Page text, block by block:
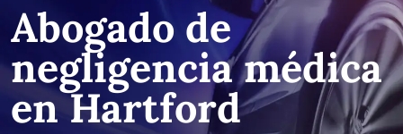
Abogado de
negligencia médica
en Hartford